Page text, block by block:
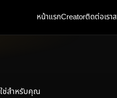
หน้าแรกCreatorติดต่อเรา
ช่สำหรับคุณ